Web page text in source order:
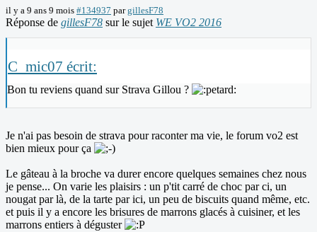
il y a 9 ans 9 mois #134937 pargillesF78
Réponse de gillesF78 sur le sujet WE VO2 2016
C_mic07 écrit:
Bon tu reviens quand sur Strava Gillou ?
Je n'ai pas besoin de strava pour raconter ma vie, le forum vo2 est
bien mieux pour ça
Le gâteau à la broche va durer encore quelques semaines chez nous
je pense... On varie les plaisirs : un p'tit carré de choc par ci, un
nougat par là, de la tarte par ici, un peu de biscuits quand même, etc.
et puis il y a encore les brisures de marrons glacés à cuisiner, et les
marrons entiers à déguster